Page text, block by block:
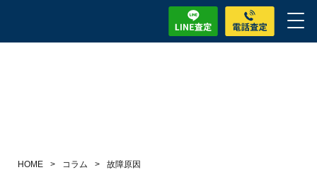
HOME > コラム > 故障原因